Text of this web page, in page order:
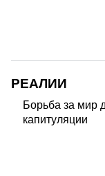
РЕАЛИИ
Борьба за мир
капитуляции